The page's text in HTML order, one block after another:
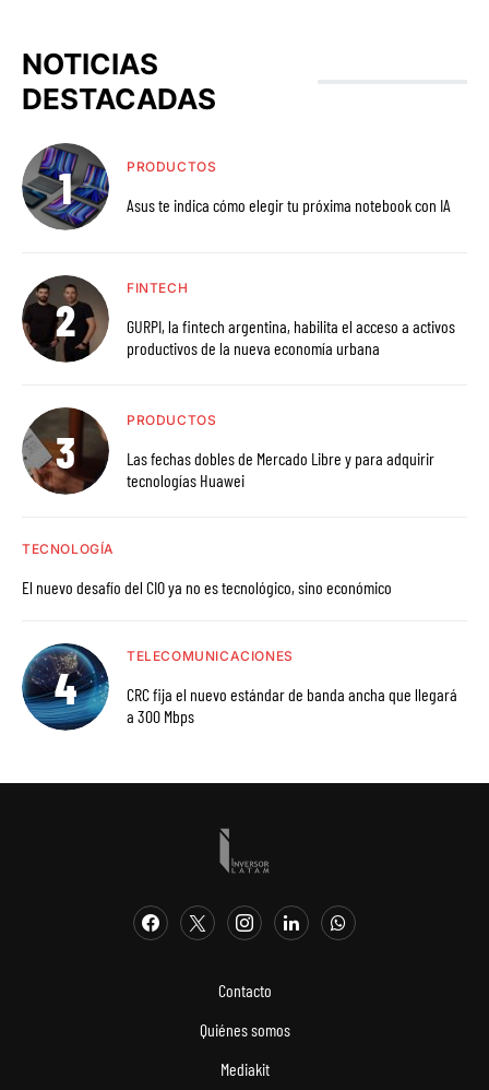
NOTICIAS
DESTACADAS
PRODUCTOS
Asus te indica cómo elegir tu próxima notebook con IA
FINTECH
GURPI, la fintech argentina, habilita el acceso a activos
productivos de la nueva economía urbana
PRODUCTOS
Las fechas dobles de Mercado Libre y para adquirir
tecnologías Huawei
TECNOLOGÍA
El nuevo desafío del CIO ya no es tecnológico, sino económico
TELECOMUNICACIONES
CRC fija el nuevo estándar de banda ancha que llegará
a 300 Mbps
Contacto
Quiénes somos
Mediakit